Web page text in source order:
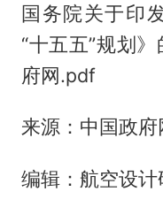
国务院关于印
“十五五”规划
府网.pdf
来源：中国政府
编辑：航空设计